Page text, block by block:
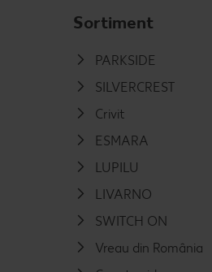
Sortiment
PARKSIDE
SILVERCREST
Crivit
ESMARA
LUPILU
LIVARNO
SWITCH ON
Vreau din România